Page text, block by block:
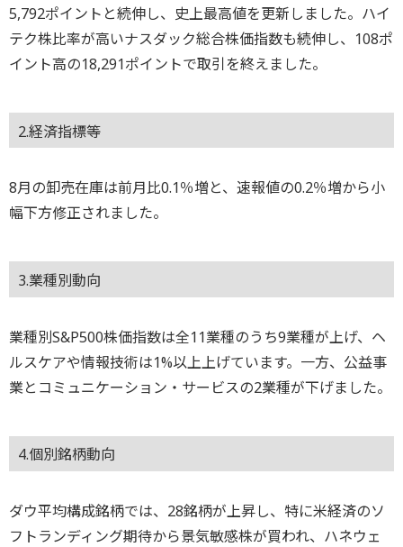
5,792ポイントと続伸し、史上最高値を更新しました。ハイ
テク株比率が高いナスダック総合株価指数も続伸し、108ポ
イント高の18,291ポイントで取引を終えました。
2.経済指標等
8月の卸売在庫は前月比0.1％増と、速報値の0.2％増から小
幅下方修正されました。
3.業種別動向
業種別S&P500株価指数は全11業種のうち9業種が上げ、ヘ
ルスケアや情報技術は1%以上上げています。一方、公益事
業とコミュニケーション・サービスの2業種が下げました。
4.個別銘柄動向
ダウ平均構成銘柄では、28銘柄が上昇し、特に米経済のソ
フトランディング期待から景気敏感株が買われ、ハネウェ